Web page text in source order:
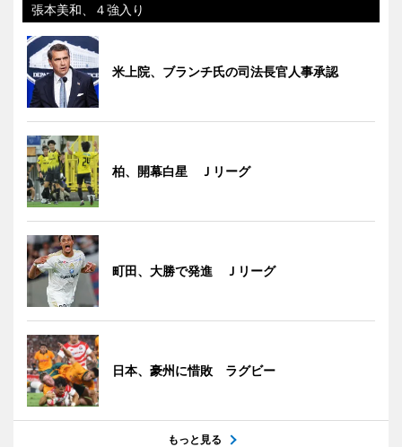
張本美和、４強入り
米上院、ブランチ氏の司法長官人事承認
柏、開幕白星 Ｊリーグ
町田、大勝で発進 Ｊリーグ
日本、豪州に惜敗 ラグビー
もっと見る